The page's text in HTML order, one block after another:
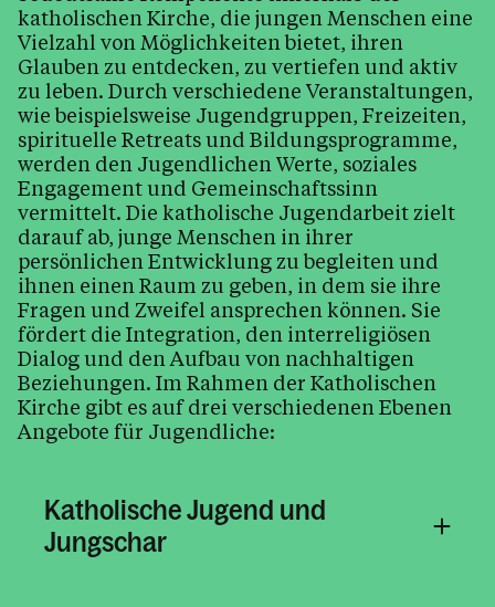
Pfarrblatt
Pfarrcafe
Schritte zum Wiedereintritt
Sternsingeraktion
Tod, Beerdigung & Trauer
Zivildienst in der Pfarre
Kalender
Personen
Kontakt
katholischen Kirche, die jungen Menschen eine
Vielzahl von Möglichkeiten bietet, ihren
Glauben zu entdecken, zu vertiefen und aktiv
zu leben. Durch verschiedene Veranstaltungen,
wie beispielsweise Jugendgruppen, Freizeiten,
spirituelle Retreats und Bildungsprogramme,
werden den Jugendlichen Werte, soziales
Engagement und Gemeinschaftssinn
vermittelt. Die katholische Jugendarbeit zielt
darauf ab, junge Menschen in ihrer
persönlichen Entwicklung zu begleiten und
ihnen einen Raum zu geben, in dem sie ihre
Fragen und Zweifel ansprechen können. Sie
fördert die Integration, den interreligiösen
Dialog und den Aufbau von nachhaltigen
Beziehungen. Im Rahmen der Katholischen
Kirche gibt es auf drei verschiedenen Ebenen
Angebote für Jugendliche:
Katholische Jugend und
Jungschar